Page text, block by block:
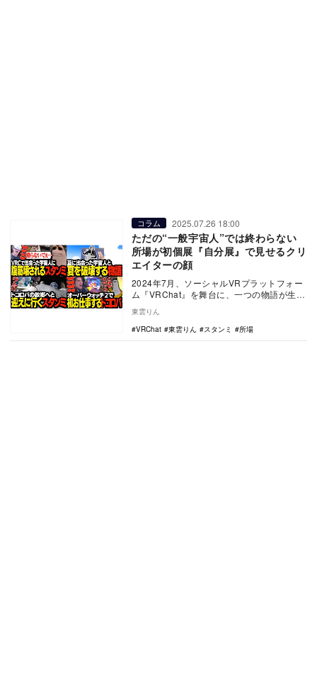
コラム 2025.07.26 18:00
ただの“一般宇宙人”では終わらない
所場が初個展『自分展』で見せるクリ
エイターの顔
2024年7月、ソーシャルVRプラットフォー
ム『VRChat』を舞台に、一つの物語が生ま
も…
東雲りん
VRChat
東雲りん スタンミ 所場